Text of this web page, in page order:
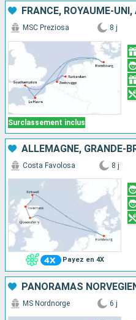
Surclassement inclus
MSC Preziosa 8 j
Payez en 4X
Costa Favolosa 8 j
PANORAMAS
MS Nordnorge 6 j